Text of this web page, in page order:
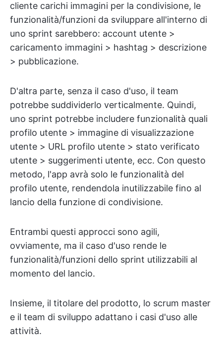
cliente carichi immagini per la condivisione, le
funzionalità/funzioni da sviluppare all'interno di
uno sprint sarebbero: account utente >
caricamento immagini > hashtag > descrizione
> pubblicazione.
D'altra parte, senza il caso d'uso, il team
potrebbe suddividerlo verticalmente. Quindi,
uno sprint potrebbe includere funzionalità quali
profilo utente > immagine di visualizzazione
utente > URL profilo utente > stato verificato
utente > suggerimenti utente, ecc. Con questo
metodo, l'app avrà solo le funzionalità del
profilo utente, rendendola inutilizzabile fino al
lancio della funzione di condivisione.
Entrambi questi approcci sono agili,
ovviamente, ma il caso d'uso rende le
funzionalità/funzioni dello sprint utilizzabili al
momento del lancio.
Insieme, il titolare del prodotto, lo scrum master
e il team di sviluppo adattano i casi d'uso alle
attività.